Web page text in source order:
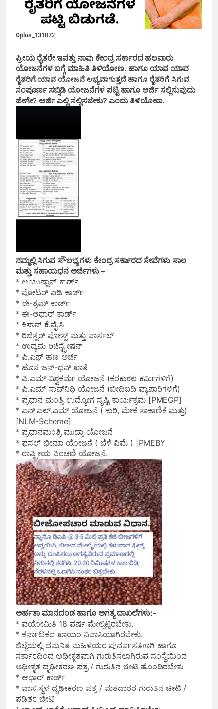
Oplus_131072
ಪ್ರೀಯ ರೈತರೇ ಇವತ್ತು ನಾವು ಕೇಂದ್ರ ಸರ್ಕಾರದ ಹಲವಾರು
ಯೋಜನೆಗಳ ಬಗ್ಗೆ ಮಾಹಿತಿ ತಿಳಿಯೋಣ. ಹಾಗೂ ಯಾವ ಯಾವ
ರೈತರಿಗೆ ಯಾವ ಯೋಜನೆ ಲಭ್ಯವಾಗುತ್ತದೆ ಹಾಗೂ ರೈತರಿಗೆ ಸಿಗುವ
ಸಂಪೂರ್ಣ ಸಬ್ಸಿಡಿ ಯೋಜನೆಗಳ ಪಟ್ಟಿ ಹಾಗೂ ಅರ್ಜಿ ಸಲ್ಲಿಸುವುದು
ಹೇಗೇ? ಅರ್ಜಿ ಎಲ್ಲಿ ಸಲ್ಲಿಸಬೇಕು? ಎಂದು ತಿಳಿಯೋಣ.
ನಮ್ಮಲ್ಲಿ ಸಿಗುವ ಸೌಲಭ್ಯಗಳು ಕೇಂದ್ರ ಸರ್ಕಾರದ ಸೇವೆಗಳು ಸಾಲ
ಮತ್ತು ಸಹಾಯಧನ ಅರ್ಜಿಗಳು –
* ಆಯುಷ್ಟಾನ್ ಕಾರ್ಡ್
* ವೋಟರ್ ಐಡಿ ಕಾರ್ಡ್
* ಈ-ಶ್ರಮ್ ಕಾರ್ಡ್
* ಈ-ಆಧಾರ್ ಕಾರ್ಡ್
* ಕಿಸಾನ್ ಕೆ.ವೈ.ಸಿ
* ರಿಜಿಸ್ಟರ್ ಪೋಸ್ಟ್ ಮತ್ತು ಪಾರ್ಸಲ್
* ಉದ್ಯಮ ರಿಜಿಸ್ಟ್ರೇಷನ್
* ಪಿ.ಎಫ್ ಹಣ ಅರ್ಜಿ
* ಹೊಸ ಜನ್-ಧನ್ ಖಾತೆ
* ಪಿ.ಎಮ್ ವಿಶ್ವಕರ್ಮ ಯೋಜನೆ (ಕರಕುಶಲ ಕರ್ಮಿಗಳಿಗೆ)
* ಪಿ.ಎಮ್ ಸಾವ್‌ನಿಧಿ ಯೋಜನೆ (ಬೀದಿಬದಿ ವ್ಯಾಪಾರಿಗಳಿಗೆ)
* ಪ್ರಧಾನ ಮಂತ್ರಿ ಉದ್ಯೋಗ ಸೃಷ್ಟಿ ಕಾರ್ಯಕ್ರಮ [PMEGP]
* ಎನ್.ಎಲ್.ಎಮ್ ಯೋಜನೆ ( ಕುರಿ, ಮೇಕೆ ಸಾಕಾಣಿಕೆ ಮತ್ತು)
[NLM-Scheme]
* ಪ್ರಧಾನಮಂತ್ರಿ ಮುದ್ರಾ ಯೋಜನೆ
* ಫಸಲ್ ಭೀಮಾ ಯೋಜನೆ ( ಬೆಳೆ ವಿಮೆ ) [PMEBY
* ರಾಷ್ಟ್ರೀಯ ಪಿಂಚಣಿ ಯೋಜನೆ.
ಅರ್ಹತಾ ಮಾನದಂಡ ಹಾಗೂ ಅಗತ್ಯ ದಾಖಲೆಗಳು:-
* ವಯೋಮಿತಿ 18 ವರ್ಷ ಮೇಲ್ಪಿಟ್ಟಿರಬೇಕು.
* ಕರ್ನಾಟಕದ ಖಾಯಂ ನಿವಾಸಿಯಾಗಿರಬೇಕು.
ಜಿಲ್ಲೆಯಲ್ಲಿ ದಮನಿತ ಮಹಿಳೆಯರ ಪುನರ್ವಸತಿಗಾಗಿ ಹಾಗೂ
ಸರ್ಕಾರದಿಂದ ಅಧೀಕೃತವಾಗಿ ಗುರುತಿಸಲಾಗಿರುವ ಸಂಸ್ಥೆಯಿಂದ
ಅಧೀಕೃತ ದೃಢೀಕರಣ ಪತ್ರ / ಗುರುತಿನ ಚೀಟಿ ಹೊಂದಿರಬೇಕು
* ಆಧಾರ್‍ ಕಾರ್ಡ್
* ವಾಸ ಸ್ಥಳ ದೃಢೀಕರಣ ಪತ್ರ / ಮತದಾರರ ಗುರುತಿನ ಚೀಟಿ /
ಪಡಿತರ ಚೀಟಿ